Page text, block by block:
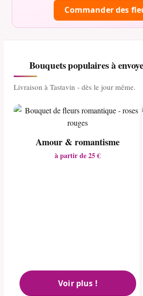
Commander des
Bouquets populaires à
Livraison à Tastavin - dès le jour même.
Amour & romantisme
à partir de 25 €
Voir plus !